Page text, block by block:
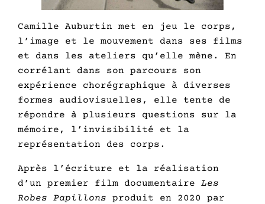
Camille Auburtin met en jeu le corps,
l’image et le mouvement dans ses films
et dans les ateliers qu’elle mène. En
corrélant dans son parcours son
expérience chorégraphique à diverses
formes audiovisuelles, elle tente de
répondre à plusieurs questions sur la
mémoire, l’invisibilité et la
représentation des corps.
Après l’écriture et la réalisation
d’un premier film documentaireLes
Robes Papillons produit en 2020 par